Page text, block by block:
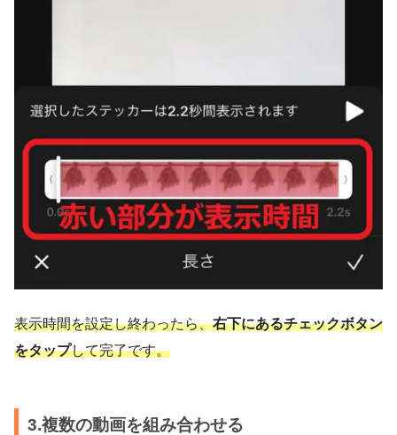
表示時間を設定し終わったら、右下にあるチェックボタン
をタップして完了です。
3.複数の動画を組み合わせる